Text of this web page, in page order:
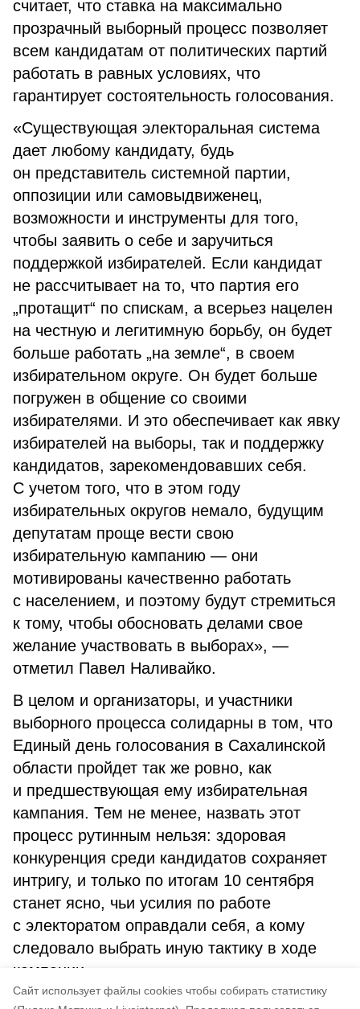
Cайт использует файлы cookies чтобы собирать статистику
считает, что ставка на максимально
прозрачный выборный процесс позволяет
всем кандидатам от политических партий
работать в равных условиях, что
гарантирует состоятельность голосования.
«Существующая электоральная система
дает любому кандидату, будь
он представитель системной партии,
оппозиции или самовыдвиженец,
возможности и инструменты для того,
чтобы заявить о себе и заручиться
поддержкой избирателей. Если кандидат
не рассчитывает на то, что партия его
„протащит“ по спискам, а всерьез нацелен
на честную и легитимную борьбу, он будет
больше работать „на земле“, в своем
избирательном округе. Он будет больше
погружен в общение со своими
избирателями. И это обеспечивает как явку
избирателей на выборы, так и поддержку
кандидатов, зарекомендовавших себя.
С учетом того, что в этом году
избирательных округов немало, будущим
депутатам проще вести свою
избирательную кампанию — они
мотивированы качественно работать
с населением, и поэтому будут стремиться
к тому, чтобы обосновать делами свое
желание участвовать в выборах», —
отметил Павел Наливайко.
В целом и организаторы, и участники
выборного процесса солидарны в том, что
Единый день голосования в Сахалинской
области пройдет так же ровно, как
и предшествующая ему избирательная
кампания. Тем не менее, назвать этот
процесс рутинным нельзя: здоровая
конкуренция среди кандидатов сохраняет
интригу, и только по итогам 10 сентября
станет ясно, чьи усилия по работе
с электоратом оправдали себя, а кому
следовало выбрать иную тактику в ходе
кампании.
РИА «Сахалин-Курилы»